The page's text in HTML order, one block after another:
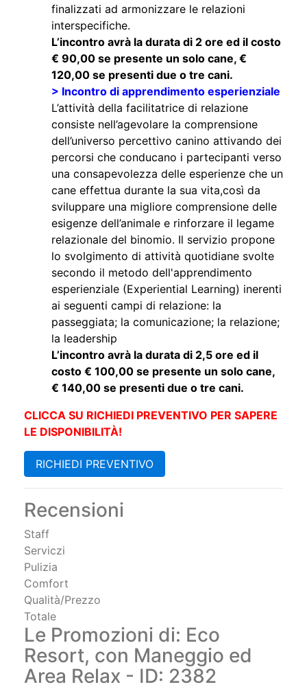
finalizzati ad armonizzare le relazioni
interspecifiche.
L’incontro avrà la durata di 2 ore ed il costo
€ 90,00 se presente un solo cane, €
120,00 se presenti due o tre cani.
> Incontro di apprendimento esperienziale
L’attività della facilitatrice di relazione
consiste nell’agevolare la comprensione
dell’universo percettivo canino attivando dei
percorsi che conducano i partecipanti verso
una consapevolezza delle esperienze che un
cane effettua durante la sua vita,così da
sviluppare una migliore comprensione delle
esigenze dell’animale e rinforzare il legame
relazionale del binomio. Il servizio propone
lo svolgimento di attività quotidiane svolte
secondo il metodo dell'apprendimento
esperienziale (Experiential Learning) inerenti
ai seguenti campi di relazione: la
passeggiata; la comunicazione; la relazione;
la leadership
L’incontro avrà la durata di 2,5 ore ed il
costo € 100,00 se presente un solo cane,
€ 140,00 se presenti due o tre cani.
CLICCA SU RICHIEDI PREVENTIVO PER SAPERE
LE DISPONIBILITÀ!
RICHIEDI PREVENTIVO
Recensioni
Staff
Serviczi
Pulizia
Comfort
Qualità/Prezzo
Totale
Le Promozioni di: Eco
Resort, con Maneggio ed
Area Relax - ID: 2382